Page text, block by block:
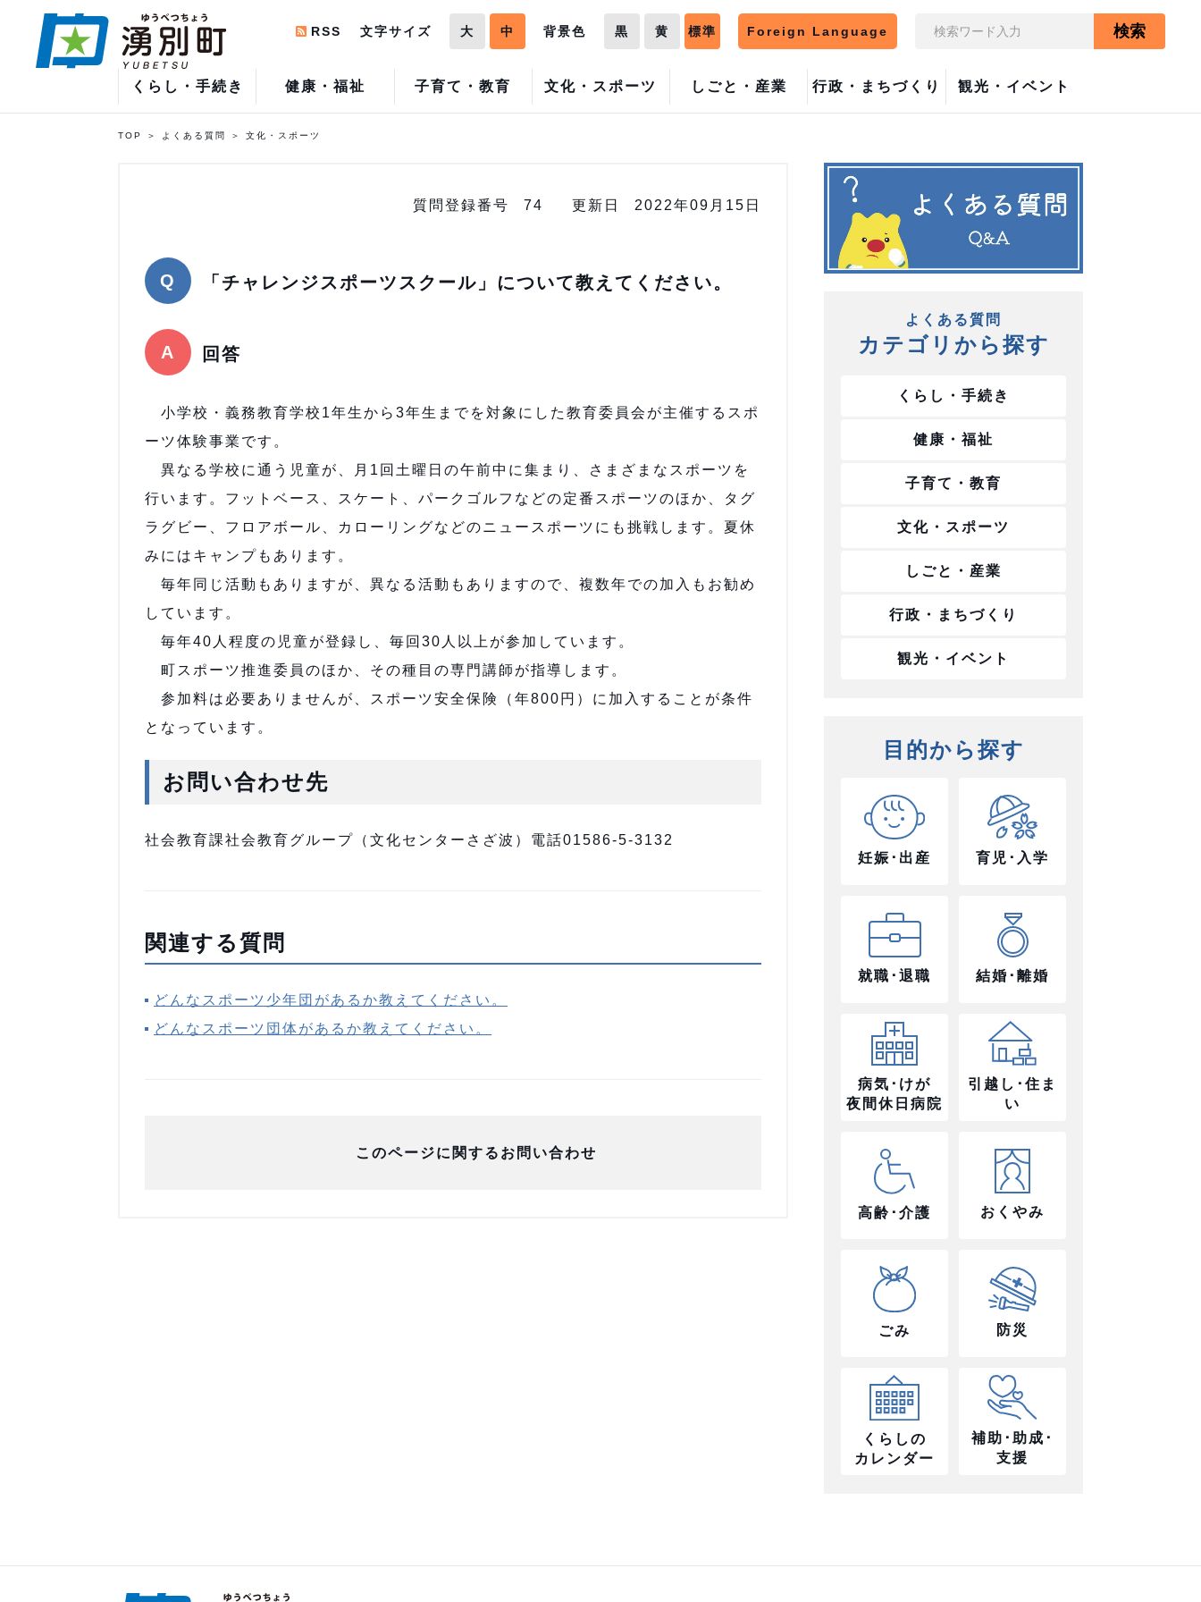
くらし・手続き 健康・福祉 子育て・教育 文化・スポーツ しごと・産業 行政・まちづくり 観光・イベント
RSS 文字サイズ 大 中 背景色 黒 黄 標準 Foreign Language 検索
TOP よくある質問 文化・スポーツ
質問登録番号 74 更新日 2022年09月15日
「チャレンジスポーツスクール」について教えてください。
回答
小学校・義務教育学校1年生から3年生までを対象にした教育委員会が主催するスポ
ーツ体験事業です。
異なる学校に通う児童が、月1回土曜日の午前中に集まり、さまざまなスポーツを
行います。フットベース、スケート、パークゴルフなどの定番スポーツのほか、タグ
ラグビー、フロアボール、カローリングなどのニュースポーツにも挑戦します。夏休
みにはキャンプもあります。
毎年同じ活動もありますが、異なる活動もありますので、複数年での加入もお勧め
しています。
毎年40人程度の児童が登録し、毎回30人以上が参加しています。
町スポーツ推進委員のほか、その種目の専門講師が指導します。
参加料は必要ありませんが、スポーツ安全保険（年800円）に加入することが条件
となっています。
お問い合わせ先
社会教育課社会教育グループ（文化センターさざ波）電話01586-5-3132
関連する質問
どんなスポーツ少年団があるか教えてください。
どんなスポーツ団体があるか教えてください。
このページに関するお問い合わせ
よくある質問
カテゴリから探す
くらし・手続き
健康・福祉
子育て・教育
文化・スポーツ
しごと・産業
行政・まちづくり
観光・イベント
目的から探す
妊娠･出産 育児･入学
就職･退職 結婚･離婚
病気･けが
夜間休日病院
引越し･住ま
い
高齢･介護 おくやみ
ごみ 防災
くらしの
カレンダー
補助･助成･
支援